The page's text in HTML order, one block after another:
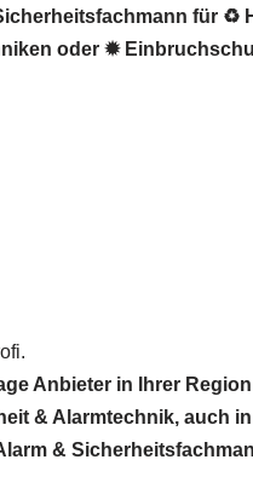
für ♻
oder ✹
Anbieter in Ihrer
& Alarmtechnik, auch in
&